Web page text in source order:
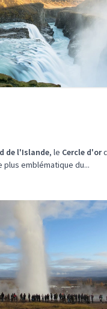
de l'Islande, le Cercle d'or
emblématique du...